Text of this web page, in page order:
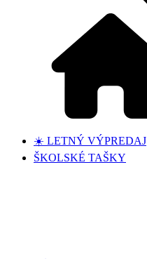
☀️ LETNÝ VÝPREDAJ
ŠKOLSKÉ TAŠKY